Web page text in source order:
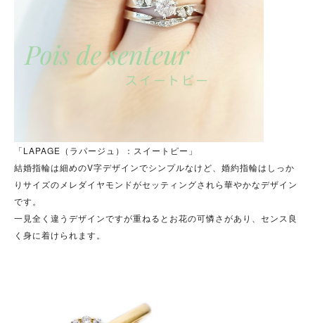
「LAPAGE（ラパージュ）：スイートピー」
結婚指輪は細めのV字デザインでシンプルなけど、婚約指輪はしっか
りサイズのメレダイヤモンドがセッティングされら華やかなデザイン
です。
一見全く違うデザインですが重ねるとお花の可憐さがあり、センス良
く身に着けられます。